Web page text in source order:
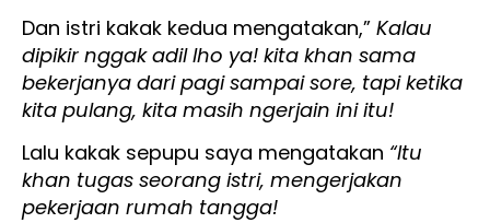
Dan istri kakak kedua mengatakan,” Kalau
dipikir nggak adil lho ya! kita khan sama
bekerjanya dari pagi sampai sore, tapi ketika
kita pulang, kita masih ngerjain ini itu!
Lalu kakak sepupu saya mengatakan “Itu
khan tugas seorang istri, mengerjakan
pekerjaan rumah tangga!